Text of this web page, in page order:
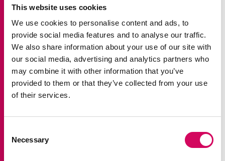
This website uses cookies
We use cookies to personalise content and ads, to
provide social media features and to analyse our traffic.
We also share information about your use of our site with
our social media, advertising and analytics partners who
may combine it with other information that you’ve
provided to them or that they’ve collected from your use
of their services.
Selection
Necessary
nätverkets historia. Den följdes av en workshop där
deltagarna fick diskutera nätverkets ambitioner
framöver. Styrelsen kommer ta arbetet vidare utifrån
diskussionerna på årsmötet.
Nätverkets fina priser delades ut.
jämställdhetsstjärna 2021 utsågs Jennie Argerich och
Birgitta Nylander från Stockholms stad för sin metod
för jämställdhetsanalys i planeringen inom